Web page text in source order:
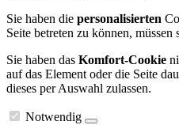
Sie haben die personalisierten
Seite betreten zu können,
Sie haben das Komfort-Cookie
auf das Element oder die Seite
dieses per Auswahl zulassen.
Notwendig